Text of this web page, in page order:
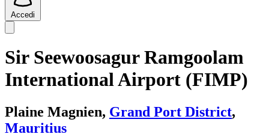
Accedi
Sir Seewoosagur Ramgoolam
International Airport (FIMP)
Plaine Magnien, Grand Port District,
Mauritius